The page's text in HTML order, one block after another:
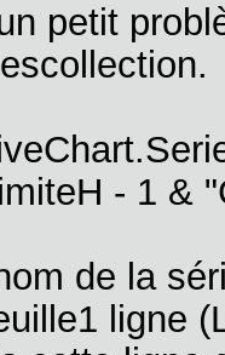
petit
- 1 &
de la
ligne